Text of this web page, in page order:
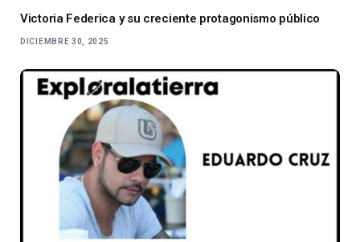
Victoria Federica y su creciente protagonismo público
DICIEMBRE 30, 2025